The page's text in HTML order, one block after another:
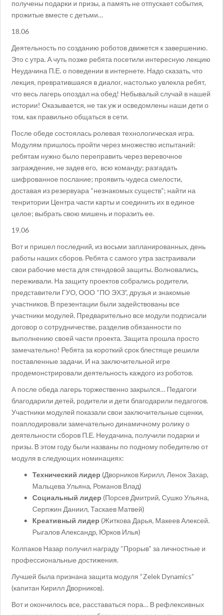
получены подарки и призы, а память не отпускает события,
прожитые вместе с детьми…
18.06
Деятельность по созданию роботов движется к завершению.
Это с утра. А чуть позже ребята посетили интересную лекцию
Неудачина П.Е. о поведении в интернете. Надо сказать, что
лекция, превратившаяся в диалог, настолько увлекла ребят,
что весь лагерь опоздал на обед! Небывалый случай в нашей
истории! Оказывается, не так уж и осведомлены наши дети о
том, как правильно общаться в сети.
После обеде состоялась ролевая технологическая игра.
Модулям пришлось пройти через множество испытаний:
ребятам нужно было переправить через веревочное
заграждение, не задев его, всю команду; разгадать
шифрованное послание; проявить чудеса смелости,
доставая из резервуара “незнакомых существ”; найти на
тенритории Центра части карты и соединить их в единое
целое; выбрать свою мишень и поразить ее.
19.06
Вот и пришел последний, из восьми запланированных, день
работы наших сборов. Ребята с самого утра застраивали
свои рабочие места для стендовой защиты. Волновались,
переживали. На защиту проектов собрались родители,
представители ГУО, ООО “ПО ЭХЗ”, друзья и знакомые
участников. В презентации были задействованы все
участники модулей. Предварительно все модули подписали
договор о сотрудничестве, разделив обязанности по
выполнению своей части проекта. Защита прошла просто
замечательно! Ребята за короткий срок блестяще решили
поставленные задачи. И на заключительной игре
продемонстрировали деятельность каждого из роботов.
А после обеда лагерь торжественно закрылся… Педагоги
благодарили детей, родители и дети благодарили педагогов.
Участники модулей показали свои заключительные сценки,
поаплодировали замечательно динамичному ролику о
деятельности сборов П.Е. Неудачина, получили подарки и
призы. В этом году были названы по подному победителю от
модуля в следующих номинациях:
Технический лидер (Дворников Кирилл, Ленок Захар,
Мальцева Ульяна, Романов Влад)
Социальный лидер (Порсев Дмитрий, Сушко Ульяна,
Серпжин Даниил, Таскаев Матвей)
Креативный лидер (Житкова Дарья, Макеев Алексей.
Рыгалов Александр, Юрков Илья)
Колпаков Назар получил награду “Прорыв” за личностные и
профессиональные достижения.
Лучшей была признана защита модуля “Zelek Dynamics”
(капитан Кирилл Дворников).
Вот и окончилось все, расставаться пора… В рефлексивных